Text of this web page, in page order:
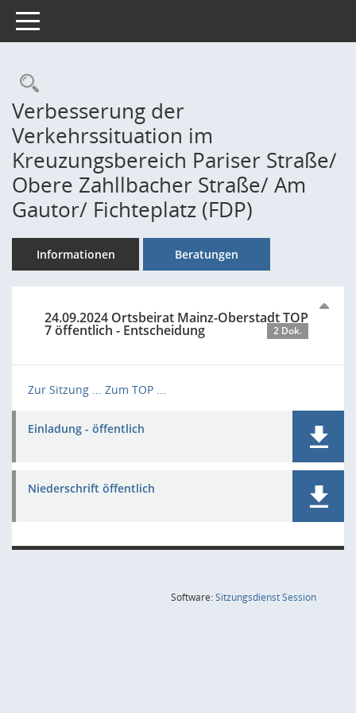
Toggle navigation
Rechercheauswahl
Verbesserung der
Verkehrssituation im
Kreuzungsbereich Pariser Straße/
Obere Zahllbacher Straße/ Am
Gautor/ Fichteplatz (FDP)
Informationen Beratungen
24.09.2024 Ortsbeirat Mainz-Oberstadt TOP
7 öffentlich - Entscheidung 2 Dok.
Zur Sitzung ... Zum TOP ...
Einladung - öffentlich
Niederschrift öffentlich
Software:SitzungsdienstSession(Wird in